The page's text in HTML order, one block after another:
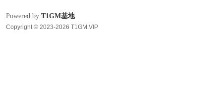
Powered by T1GM基地
Copyright © 2023-2026 T1GM.VIP